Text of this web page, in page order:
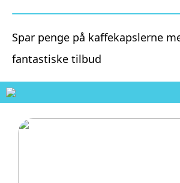
Spar penge på kaffekapslerne
fantastiske tilbud